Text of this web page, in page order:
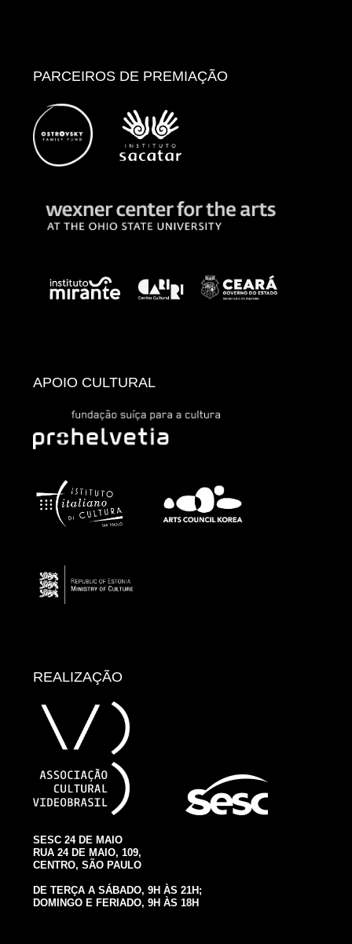
PARCEIROS DE PREMIAÇÃO
APOIO CULTURAL
REALIZAÇÃO
SESC 24 DE MAIO
RUA 24 DE MAIO, 109,
CENTRO, SÃO PAULO
DE TERÇA A SÁBADO, 9H ÀS 21H;
DOMINGO E FERIADO, 9H ÀS 18H